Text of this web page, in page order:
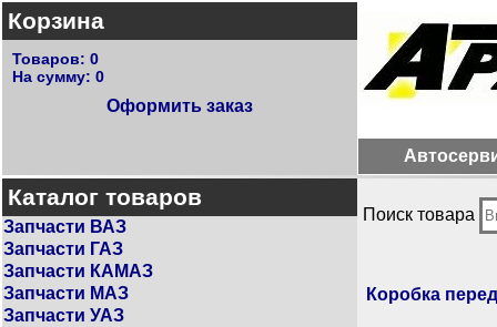
Корзина
Товаров: 0
На сумму: 0
Оформить заказ
Каталог товаров
Запчасти ВАЗ
Запчасти ГАЗ
Запчасти КАМАЗ
Запчасти МАЗ
Запчасти УАЗ
Поиск товара
Коробка